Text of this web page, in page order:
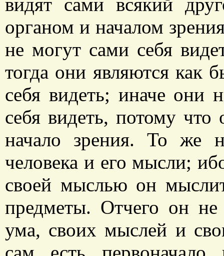
органом и началом
не могут сами себя
тогда они являются как
себя видеть; иначе они
себя видеть, потому что
начало зрения. То же
человека и его мысли;
своей мыслью он
предметы. Отчего он не
ума, своих мыслей и